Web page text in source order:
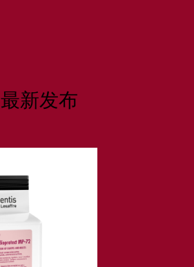
最新发布